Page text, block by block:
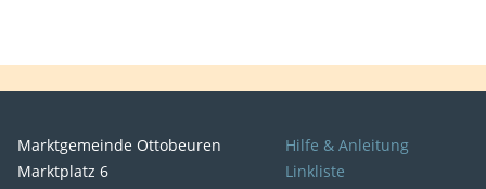
Marktgemeinde Ottobeuren
Marktplatz 6
Hilfe & Anleitung
Linkliste